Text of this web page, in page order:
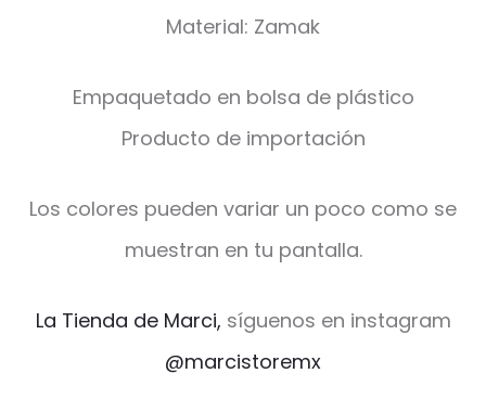
Material: Zamak
Empaquetado en bolsa de plástico
Producto de importación
Los colores pueden variar un poco como se
muestran en tu pantalla.
La Tienda de Marci, síguenos en instagram
@marcistoremx